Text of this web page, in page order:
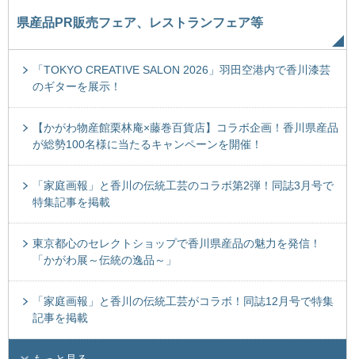
県産品PR販売フェア、レストランフェア等
「TOKYO CREATIVE SALON 2026」羽田空港内で香川漆芸
のギターを展示！
【かがわ物産館栗林庵×藤巻百貨店】コラボ企画！香川県産品
が総勢100名様に当たるキャンペーンを開催！
「家庭画報」と香川の伝統工芸のコラボ第2弾！同誌3月号で
特集記事を掲載
東京都心のセレクトショップで香川県産品の魅力を発信！
「かがわ展～伝統の逸品～」
「家庭画報」と香川の伝統工芸がコラボ！同誌12月号で特集
記事を掲載